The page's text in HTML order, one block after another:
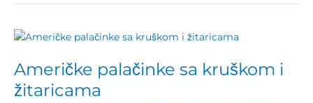
Američke palačinke sa kruškom i
žitaricama
Američke
sa
kruškom
i